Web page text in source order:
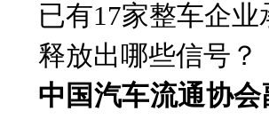
已有17家整车企业
释放出哪些信号？
中国汽车流通协